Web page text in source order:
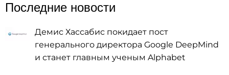
Последние новости
Демис Хассабис покидает пост
генерального директора Google DeepMind
и станет главным ученым Alphabet